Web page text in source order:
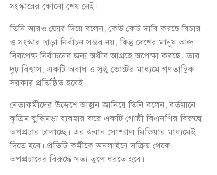
সংস্কারের কোনো শেষ নেই।
তিনি আরও জোর দিয়ে বলেন, কেউ কেউ দাবি করছে বিচার
ও সংস্কার ছাড়া নির্বাচন সম্ভব নয়, কিন্তু দেশের মানুষ আজ
নিরপেক্ষ নির্বাচনের জন্য অধীর আগ্রহে অপেক্ষা করছে। তার
দৃঢ় বিশ্বাস, একটি অবাধ ও সুষ্ঠু ভোটের মাধ্যমে গণতান্ত্রিক
সরকার প্রতিষ্ঠিত হবেই।
নেতাকর্মীদের উদ্দেশে আহ্বান জানিয়ে তিনি বলেন, বর্তমানে
কৃত্রিম বুদ্ধিমত্তা ব্যবহার করে একটি গোষ্ঠী বিএনপির বিরুদ্ধে
অপপ্রচার চালাচ্ছে। এর জবাব সোশ্যাল মিডিয়ার মাধ্যমেই
দিতে হবে। প্রতিটি কর্মীকে অনলাইনে সক্রিয় থেকে
অপপ্রচারের বিরুদ্ধে সত্য তুলে ধরতে হবে।